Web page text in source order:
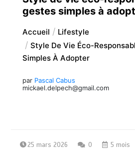
gestes simples à
Accueil
Lifestyle
Style De Vie Éco-
Simples À Adopter
par Pascal Cabus
mickael.delpech@gmail.com
25 mars 2026 0 5 mois